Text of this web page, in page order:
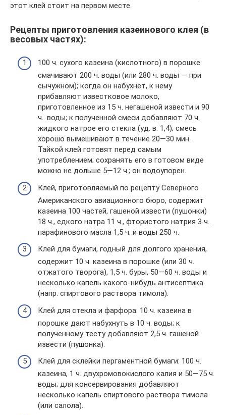
этот клей стоит на первом месте.
Рецепты приготовления казеинового клея (в
весовых частях):
100 ч. сухого казеина (кислотного) в порошке
смачивают 200 ч. воды (или 280 ч. воды — при
сычужном); когда он набухнет, к нему
прибавляют известковое молоко,
приготовленное из 15 ч. негашеной извести и 90
ч.. воды; к полученной смеси добавляют 70 ч.
жидкого натрое его стекла (уд. в. 1,4); смесь
хорошо вымешивают в течение 20—30 мин.
Тайкой клей готовят перед самым
употреблением; сохранять его в готовом виде
можно не дольше 5—12 ч.; он водоупорен.
Клей, приготовляемый по рецепту Северного
Американского авиационного бюро, содержит
казеина 100 частей, гашеной извести (пушонки)
18 ч., едкого натра 11 ч., фтористого натрия 3 ч..
парафинового масла 1,5 ч. и воды 250 ч.
Клей для бумаги, годный для долгого хранения,
содержит 10 ч. казеина в порошке (или 30 ч.
отжатого творога), 1,5 ч. буры, 50—60 ч. воды и
несколько капель какого-нибудь антисептика
(напр. спиртового раствора тимола).
Клей для стекла и фарфора: 10 ч. казеина в
порошке дают набухнуть в 10 ч. воды; к
полученному тесту добавляют 2,5 ч. гашеной
извести (пушонка).
Клей для склейки пергаментной бумаги: 100 ч.
казеина, 1 ч. двухромовокислого калия и 50—75 ч.
воды; для консервирования добавляют
несколько капель спиртового раствора тимола
(или салола).